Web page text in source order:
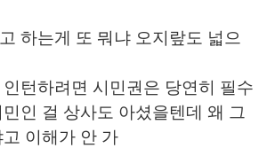
하는게 또 뭐냐 오지랖도 넓으
턴하려면 시민권은 당연히 필수
인 걸 상사도 아셨을텐데 왜 그
이해가 안 가